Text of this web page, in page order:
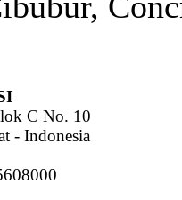
C No. 10
- Indonesia